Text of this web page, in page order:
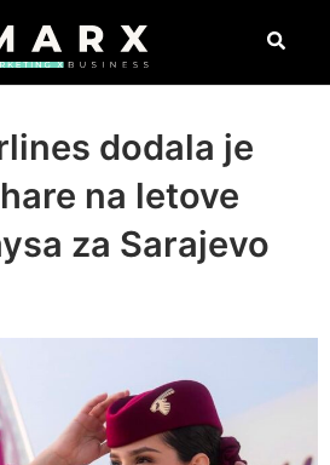
dodala je
na letove
za Sarajevo